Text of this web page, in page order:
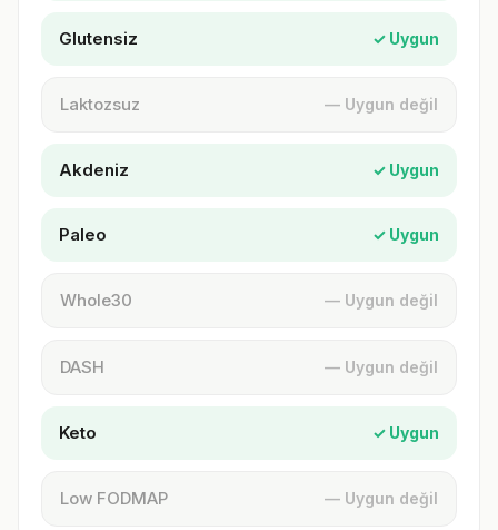
Glutensiz ✓ Uygun
Laktozsuz — Uygun değil
Akdeniz ✓ Uygun
Paleo ✓ Uygun
Whole30 — Uygun değil
DASH — Uygun değil
Keto ✓ Uygun
Low FODMAP — Uygun değil